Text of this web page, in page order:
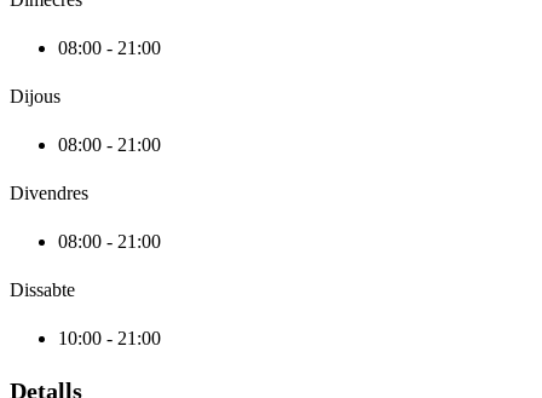
08:00 - 21:00
Dijous
08:00 - 21:00
Divendres
08:00 - 21:00
Dissabte
10:00 - 21:00
Detalls